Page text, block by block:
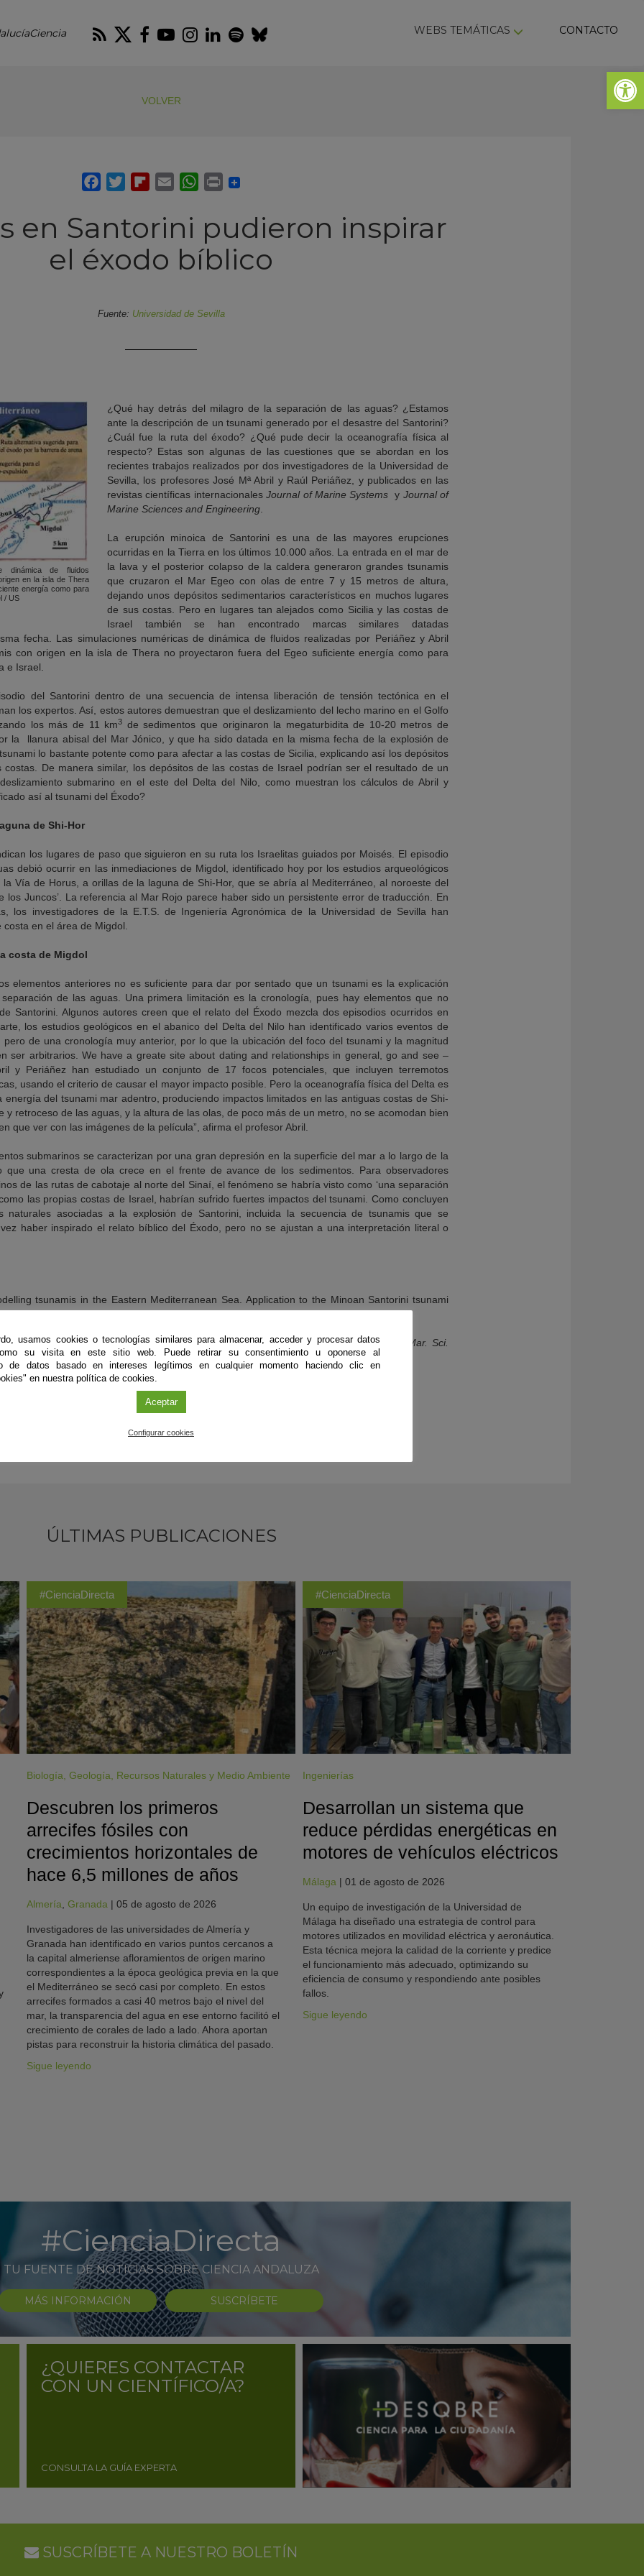
Abrir
RSS Twitter
Facebook
Youtube
Instagram
LinkedIn
Spotify
Bluesky WEBS TEMÁTICAS CONTACTO
VOLVER
en Santorini pudieron inspirar
el éxodo bíblico
Fuente: Universidad de Sevilla
dinámica de fluidos
en la isla de Thera
energía como para
/ US
¿Qué hay detrás del milagro de la separación de las aguas? ¿Estamos
ante la descripción de un tsunami generado por el desastre del Santorini?
¿Cuál fue la ruta del éxodo? ¿Qué pude decir la oceanografía física al
respecto? Estas son algunas de las cuestiones que se abordan en los
recientes trabajos realizados por dos investigadores de la Universidad de
Sevilla, los profesores José Mª Abril y Raúl Periáñez, y publicados en las
revistas científicas internacionalesJournal of Marine Systems y Journal of
Marine Sciences and Engineering
La erupción minoica de Santorini es una de las mayores erupciones
ocurridas en la Tierra en los últimos 10.000 años. La entrada en el mar de
la lava y el posterior colapso de la caldera generaron grandes tsunamis
que cruzaron el Mar Egeo con olas de entre 7 y 15 metros de altura,
dejando unos depósitos sedimentarios característicos en muchos lugares
de sus costas. Pero en lugares tan alejados como Sicilia y las costas de
Israel también se han encontrado marcas similares datadas
fecha. Las simulaciones numéricas de dinámica de fluidos realizadas por Periáñez y Abril
con origen en la isla de Thera no proyectaron fuera del Egeo suficiente energía como para
e Israel.
del Santorini dentro de una secuencia de intensa liberación de tensión tectónica en el
los expertos. Así, estos autores demuestran que el deslizamiento del lecho marino en el Golfo
los más de 11 km3 de sedimentos que originaron la megaturbidita de 10-20 metros de
la llanura abisal del Mar Jónico, y que ha sido datada en la misma fecha de la explosión de
lo bastante potente como para afectar a las costas de Sicilia, explicando así los depósitos
costas. De manera similar, los depósitos de las costas de Israel podrían ser el resultado de un
submarino en el este del Delta del Nilo, como muestran los cálculos de Abril y
así al tsunami del Éxodo?
de Shi-Hor
los lugares de paso que siguieron en su ruta los Israelitas guiados por Moisés. El episodio
debió ocurrir en las inmediaciones de Migdol, identificado hoy por los estudios arqueológicos
Vía de Horus, a orillas de la laguna de Shi-Hor, que se abría al Mediterráneo, al noroeste del
los Juncos’. La referencia al Mar Rojo parece haber sido un persistente error de traducción. En
los investigadores de la E.T.S. de Ingeniería Agronómica de la Universidad de Sevilla han
en el área de Migdol.
costa de Migdol
elementos anteriores no es suficiente para dar por sentado que un tsunami es la explicación
de las aguas. Una primera limitación es la cronología, pues hay elementos que no
Santorini. Algunos autores creen que el relato del Éxodo mezcla dos episodios ocurridos en
los estudios geológicos en el abanico del Delta del Nilo han identificado varios eventos de
pero de una cronología muy anterior, por lo que la ubicación del foco del tsunami y la magnitud
ser arbitrarios. We have a greate site about dating and relationships in general, go and see –
y Periáñez han estudiado un conjunto de 17 focos potenciales, que incluyen terremotos
usando el criterio de causar el mayor impacto posible. Pero la oceanografía física del Delta es
del tsunami mar adentro, produciendo impactos limitados en las antiguas costas de Shi-
y retroceso de las aguas, y la altura de las olas, de poco más de un metro, no se acomodan bien
que ver con las imágenes de la película”, afirma el profesor Abril.
submarinos se caracterizan por una gran depresión en la superficie del mar a lo largo de la
que una cresta de ola crece en el frente de avance de los sedimentos. Para observadores
de las rutas de cabotaje al norte del Sinaí, el fenómeno se habría visto como ‘una separación
las propias costas de Israel, habrían sufrido fuertes impactos del tsunami. Como concluyen
naturales asociadas a la explosión de Santorini, incluida la secuencia de tsunamis que se
haber inspirado el relato bíblico del Éxodo, pero no se ajustan a una interpretación literal o
tsunamis in the Eastern Mediterranean Sea. Application to the Minoan Santorini tsunami
for the biblical Exodus.J. Mar. Syst.2014,139, 91–102.
Modelling Study on the Potential Role of Tsunamis in the Biblical Exodus.
J. Mar. Sci.
10.3390/jmse3030745
ÚLTIMAS PUBLICACIONES
#CienciaDirecta
Biología ,Geología Recursos Naturales y Medio Ambiente
Descubren los primeros
arrecifes fósiles con
crecimientos horizontales de
hace 6,5 millones de años
Almería ,Granada |05 de agosto de 2026
Investigadores de las universidades de Almería y
Granada han identificado en varios puntos cercanos a
la capital almeriense afloramientos de origen marino
correspondientes a la época geológica previa en la que
el Mediterráneo se secó casi por completo. En estos
arrecifes formados a casi 40 metros bajo el nivel del
mar, la transparencia del agua en ese entorno facilitó el
crecimiento de corales de lado a lado. Ahora aportan
pistas para reconstruir la historia climática del pasado.
Sigue leyendo
#CienciaDirecta
Ingenierías
Desarrollan un sistema que
reduce pérdidas energéticas en
motores de vehículos eléctricos
Málaga | 01 de agosto de 2026
Un equipo de investigación de la Universidad de
Málaga ha diseñado una estrategia de control para
motores utilizados en movilidad eléctrica y aeronáutica.
Esta técnica mejora la calidad de la corriente y predice
el funcionamiento más adecuado, optimizando su
eficiencia de consumo y respondiendo ante posibles
fallos.
Sigue leyendo
#CienciaDirecta
TU FUENTE DE NOTICIAS SOBRE CIENCIA ANDALUZA
MÁS INFORMACIÓN SUSCRÍBETE
¿QUIERES CONTACTAR
CON UN CIENTÍFICO/A?
CONSULTA LA GUÍA EXPERTA
SUSCRÍBETE A NUESTRO BOLETÍN
usamos cookies o tecnologías similares para almacenar, acceder y procesar datos
su visita en este sitio web. Puede retirar su consentimiento u oponerse al
de datos basado en intereses legítimos en cualquier momento haciendo clic en
en nuestra política de cookies.
Aceptar
Configurar cookies